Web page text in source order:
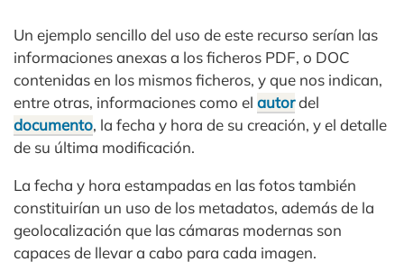
Un ejemplo sencillo del uso de este recurso serían las
informaciones anexas a los ficheros PDF, o DOC
contenidas en los mismos ficheros, y que nos indican,
entre otras, informaciones como el autordel
documento, la fecha y hora de su creación, y el detalle
de su última modificación.
La fecha y hora estampadas en las fotos también
constituirían un uso de los metadatos, además de la
geolocalización que las cámaras modernas son
capaces de llevar a cabo para cada imagen.